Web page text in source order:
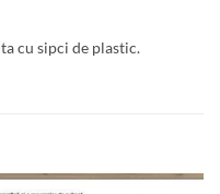
cu sipci de plastic.